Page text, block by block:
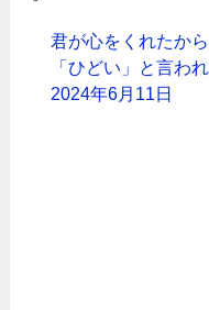
君が心をくれたか
「ひどい」と言わ
2024年6月11日